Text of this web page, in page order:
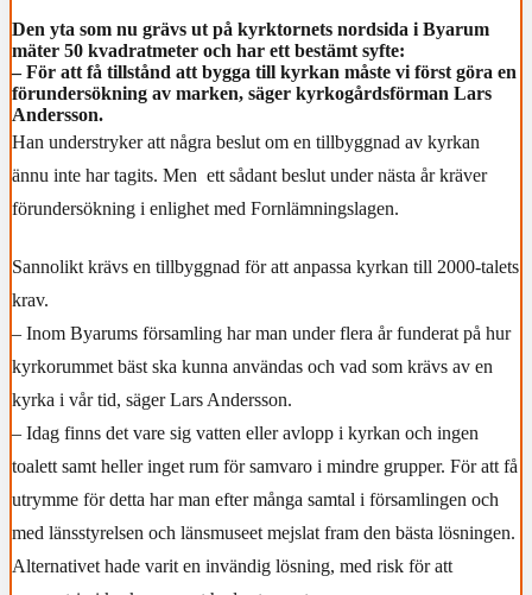
Den yta som nu grävs ut på kyrktornets nordsida i Byarum
mäter 50 kvadratmeter och har ett bestämt syfte:
– För att få tillstånd att bygga till kyrkan måste vi först göra en
förundersökning av marken, säger kyrkogårdsförman Lars
Andersson.
Han understryker att några beslut om en tillbyggnad av kyrkan
ännu inte har tagits. Men ett sådant beslut under nästa år kräver
förundersökning i enlighet med Fornlämningslagen.
Sannolikt krävs en tillbyggnad för att anpassa kyrkan till 2000-talets
krav.
– Inom Byarums församling har man under flera år funderat på hur
kyrkorummet bäst ska kunna användas och vad som krävs av en
kyrka i vår tid, säger Lars Andersson.
– Idag finns det vare sig vatten eller avlopp i kyrkan och ingen
toalett samt heller inget rum för samvaro i mindre grupper. För att få
utrymme för detta har man efter många samtal i församlingen och
med länsstyrelsen och länsmuseet mejslat fram den bästa lösningen.
Alternativet hade varit en invändig lösning, med risk för att